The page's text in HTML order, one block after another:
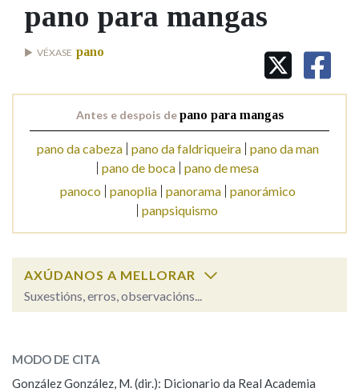
MARCIAL DEL ADALID
CASA-MUSEO EMILIA PARDO
FIGURAS HOMENAXEADAS
PRIMAVERA DAS LETRAS
PORTAL DAS PALABRAS
Facebook
TwitterYoutubeInstagram
Bluesky
BUSCAR NOS LEMAS
Comeza por
Remata por
Nas definicións
pano para mangas
VÉXASE pano
Antes e despois depano para mangas
pano da cabeza pano da faldriqueira
pano da man
pano de boca
pano de mesa
panoco
panoplia panorama
panorámico
panpsiquismo
AXÚDANOS A MELLORAR
Suxestións, erros, observacións...
ESCOLLE UNHA OPCIÓN:
MODO DE CITA
González González, M. (dir.): Dicionario da Real Academia